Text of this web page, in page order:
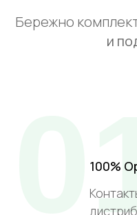
Бережно
и
100%